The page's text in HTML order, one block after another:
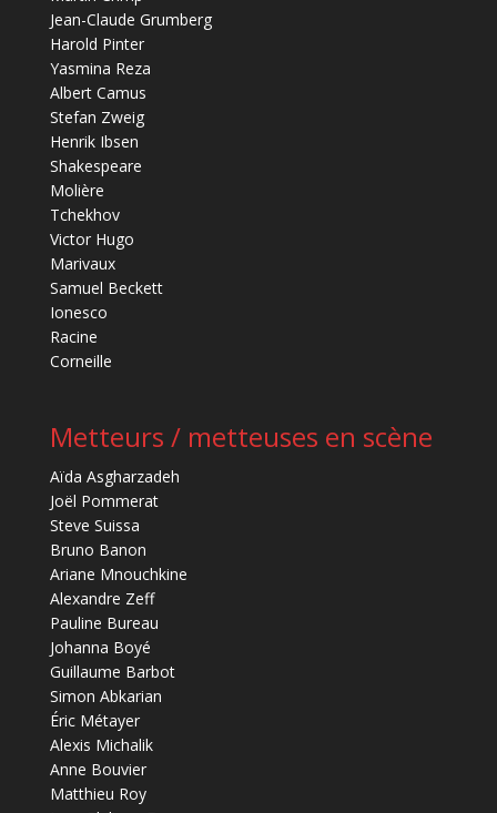
Jean-Claude Grumberg
Harold Pinter
Yasmina Reza
Albert Camus
Stefan Zweig
Henrik Ibsen
Shakespeare
Molière
Tchekhov
Victor Hugo
Marivaux
Samuel Beckett
Ionesco
Racine
Corneille
Metteurs / metteuses en scène
Aïda Asgharzadeh
Joël Pommerat
Steve Suissa
Bruno Banon
Ariane Mnouchkine
Alexandre Zeff
Pauline Bureau
Johanna Boyé
Guillaume Barbot
Simon Abkarian
Éric Métayer
Alexis Michalik
Anne Bouvier
Matthieu Roy